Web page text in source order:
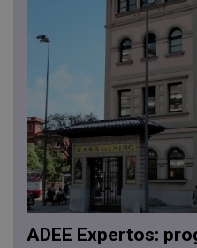
ADEE Expertos: